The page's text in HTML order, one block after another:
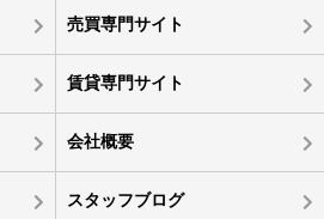
売買専門サイト
賃貸専門サイト
会社概要
スタッフブログ